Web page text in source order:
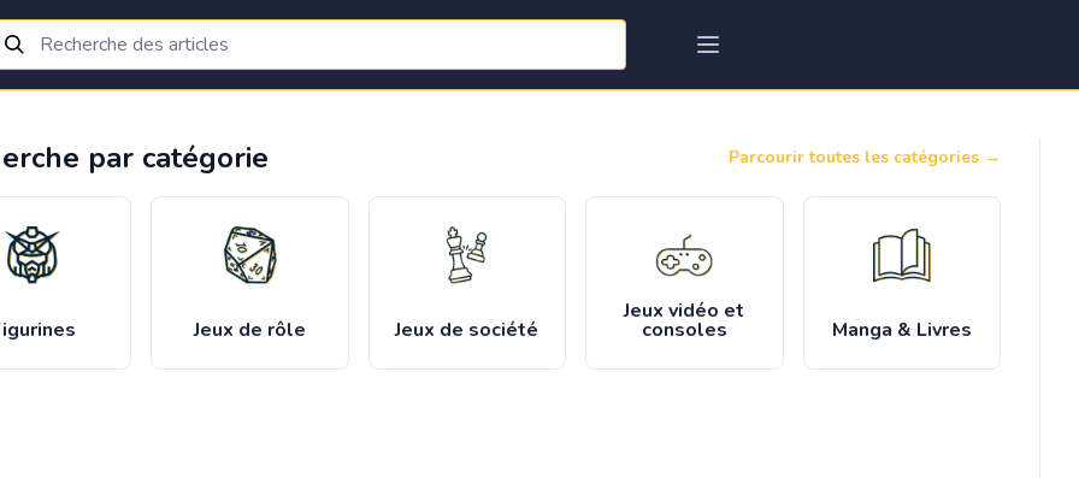
par catégorie Parcourir toutes les catégories →
Jeux de rôle Jeux de société
Jeux vidéo et
consoles Manga & Livres